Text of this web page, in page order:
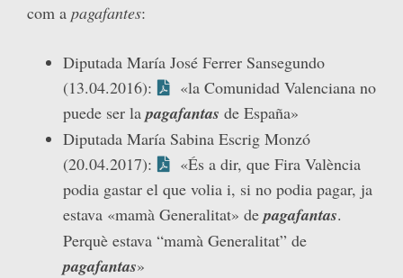
com a pagafantes:
Diputada María José Ferrer Sansegundo
(13.04.2016):
«la Comunidad Valenciana no
puede ser lapagafantas de España»
Diputada María Sabina Escrig Monzó
(20.04.2017):
«És a dir, que Fira València
podia gastar el que volia i, si no podia pagar, ja
estava «mamà Generalitat» depagafantas.
Perquè estava “mamà Generalitat” de
pagafantas»